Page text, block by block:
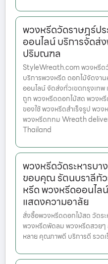
พวงหรีดวัดราษฎร์ป
ออนไลน์ บริการจัดส่
ปริมณฑล
StyleWreath.com พวงหรีด
บริการพวงหรีด ดอกไม้จัดงา
ออนไลน์ จัดส่งทั่วเขตกรุงเท
ถูก พวงหรีดดอกไม้สด พวงห
ของใช้ พวงหรีดสำเร็จรูป พ
พวงหรีดกทม Wreath
Thailand
พวงหรีดวัดระหารบา
ขอบคุณ รัตนบราลีทัว
หรีด พวงหรีดออนไล
แสดงความอาลัย
สั่งซื้อพวงหรีดดอกไม้สด วัดร
พวงหรีดพัดลม พวงหรีดสวยๆ
หลาย คุณภาพดี บริการดี รวด